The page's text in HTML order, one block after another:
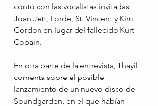
contó con las vocalistas invitadas
Joan Jett, Lorde, St. Vincent y Kim
Gordon en lugar del fallecido Kurt
Cobain.
En otra parte de la entrevista, Thayil
comenta sobre el posible
lanzamiento de un nuevo disco de
Soundgarden, en el que habían